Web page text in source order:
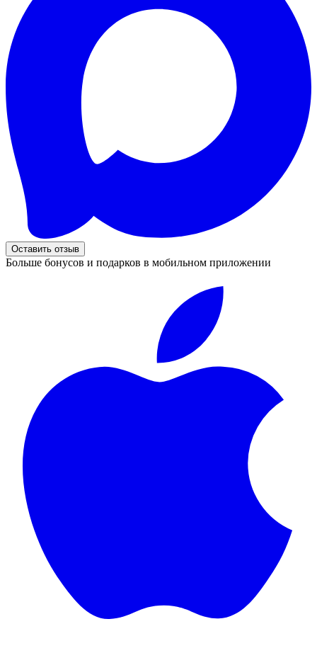
Оставить отзыв
Больше бонусов и подарков в мобильном приложении